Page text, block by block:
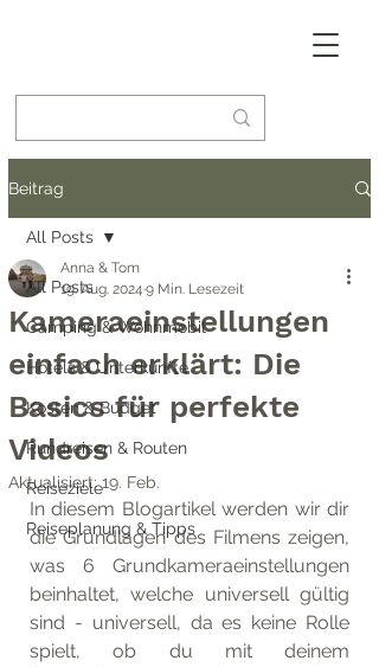
Beitrag
All Posts
Camping & Wohnmobil
Hotels & Unterkünfte
Kosten & Budget
Rundreisen & Routen
Reiseziele
Reiseplanung & Tipps
All Posts
Kameraeinstellungen
einfach erklärt: Die
Basics für perfekte
Videos
Anna & Tom
19. Aug. 2024 9 Min. Lesezeit
Aktualisiert:19. Feb.
In diesem Blogartikel werden wir dir
die Grundlagen des Filmens zeigen,
was 6 Grundkameraeinstellungen
beinhaltet, welche universell gültig
sind - universell, da es keine Rolle
spielt, ob du mit deinem